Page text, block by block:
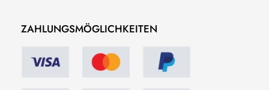
ZAHLUNGSMÖGLICHKEITEN